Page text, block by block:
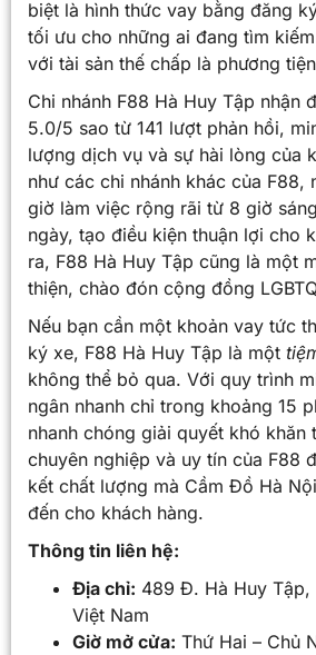
biệt là hình thức vay bằng đăng
tối ưu cho những ai đang tìm kiếm
với tài sản thế chấp là phương
Chi nhánh F88 Hà Huy Tập nhận
5.0/5 sao từ 141 lượt phản hồi,
lượng dịch vụ và sự hài lòng của
như các chi nhánh khác của F88,
giờ làm việc rộng rãi từ 8 giờ
ngày, tạo điều kiện thuận lợi cho
ra, F88 Hà Huy Tập cũng là một
thiện, chào đón cộng đồng
Nếu bạn cần một khoản vay tức
ký xe, F88 Hà Huy Tập là một
không thể bỏ qua. Với quy trình
ngân nhanh chỉ trong khoảng 15
nhanh chóng giải quyết khó khăn
chuyên nghiệp và uy tín của F88
kết chất lượng mà Cầm Đồ Hà
đến cho khách hàng.
Thông tin liên hệ:
Địa chỉ: 489 Đ. Hà Huy Tập,
Việt Nam
Giờ mở cửa: Thứ Hai – Chủ